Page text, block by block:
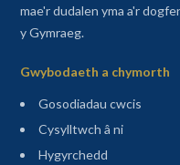
mae'r dudalen yma a'r
y Gymraeg.
Gwybodaeth a chymorth
Gosodiadau cwcis
Cysylltwch â ni
Hygyrchedd